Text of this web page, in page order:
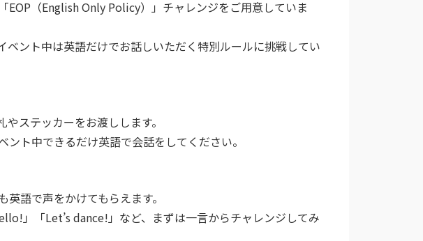
EOP（English Only Policy）」チャレンジをご用意していま
ベント中は英語だけでお話しいただく特別ルールに挑戦してい
ステッカーをお渡しします。
ト中できるだけ英語で会話をしてください。
語で声をかけてもらえます。
」「Let’s dance!」など、まずは一言からチャレンジしてみ